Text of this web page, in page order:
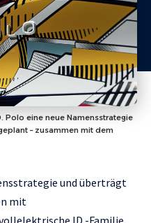
Polo eine neue Namensstrategie
– zusammen mit dem
und überträgt
mit
ID.-Familie.